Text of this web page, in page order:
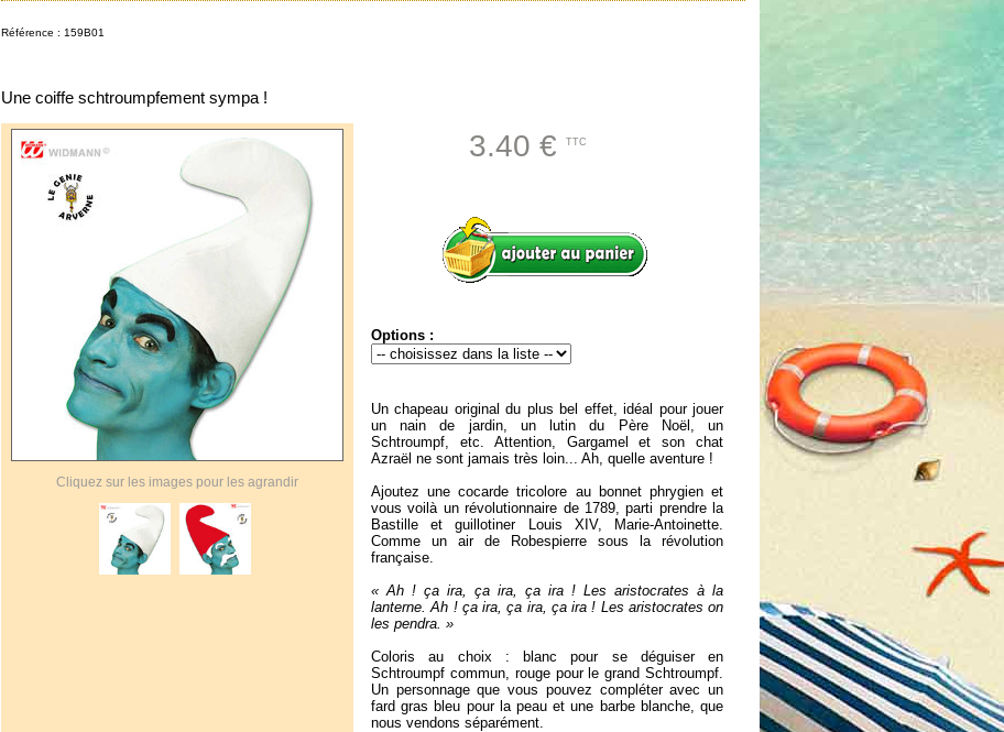
Référence : 159B01
Une coiffe schtroumpfement sympa !
3.40 € TTC
Options :
Un chapeau original du plus bel effet, idéal pour jouer
un nain de jardin, un lutin du Père Noël, un
Schtroumpf, etc. Attention, Gargamel et son chat
Azraël ne sont jamais très loin... Ah, quelle aventure !
Ajoutez une cocarde tricolore au bonnet phrygien et
vous voilà un révolutionnaire de 1789, parti prendre la
Bastille et guillotiner Louis XIV, Marie-Antoinette.
Comme un air de Robespierre sous la révolution
française.
« Ah ! ça ira, ça ira, ça ira ! Les aristocrates à la
lanterne. Ah ! ça ira, ça ira, ça ira ! Les aristocrates on
les pendra. »
Coloris au choix : blanc pour se déguiser en
Schtroumpf commun, rouge pour le grand Schtroumpf.
Un personnage que vous pouvez compléter avec un
fard gras bleu pour la peau et une barbe blanche, que
nous vendons séparément.
Cliquez sur les images pour les agrandir